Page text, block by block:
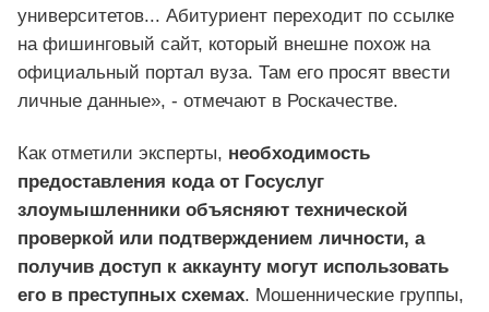
университетов... Абитуриент переходит по ссылке
на фишинговый сайт, который внешне похож на
официальный портал вуза. Там его просят ввести
личные данные», - отмечают в Роскачестве.
Как отметили эксперты, необходимость
предоставления кода от Госуслуг
злоумышленники объясняют технической
проверкой или подтверждением личности, а
получив доступ к аккаунту могут использовать
его в преступных схемах. Мошеннические группы,